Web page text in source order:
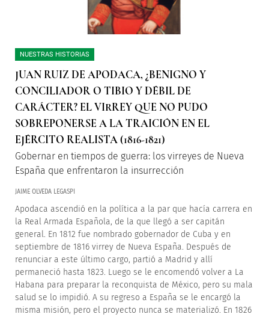
NUESTRAS HISTORIAS
JUAN RUIZ DE APODACA, ¿BENIGNO Y
CONCILIADOR O TIBIO Y DÉBIL DE
CARÁCTER? EL VIRREY QUE NO PUDO
SOBREPONERSE A LA TRAICIÓN EN EL
EJÉRCITO REALISTA (1816-1821)
Gobernar en tiempos de guerra: los virreyes de Nueva
España que enfrentaron la insurrección
JAIME OLVEDA LEGASPI
Apodaca ascendió en la política a la par que hacía carrera en
la Real Armada Española, de la que llegó a ser capitán
general. En 1812 fue nombrado gobernador de Cuba y en
septiembre de 1816 virrey de Nueva España. Después de
renunciar a este último cargo, partió a Madrid y allí
permaneció hasta 1823. Luego se le encomendó volver a La
Habana para preparar la reconquista de México, pero su mala
salud se lo impidió. A su regreso a España se le encargó la
misma misión, pero el proyecto nunca se materializó. En 1826